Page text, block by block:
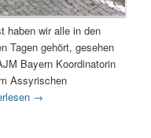
haben wir alle in den
Tagen gehört, gesehen
Bayern Koordinatorin
Assyrischen
→